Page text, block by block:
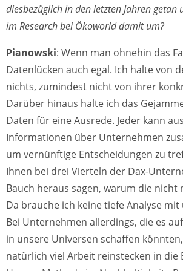
diesbezüglich in den letzten Jahren getan
im Research bei Ökoworld damit um?
Pianowski: Wenn man ohnehin das
Datenlücken auch egal. Ich halte von
nichts, zumindest nicht von ihrer
Darüber hinaus halte ich das
Daten für eine Ausrede. Jeder kann
Informationen über Unternehmen
um vernünftige Entscheidungen zu
Ihnen bei drei Vierteln der Dax-
Bauch heraus sagen, warum die nicht
Da brauche ich keine tiefe Analyse
Bei Unternehmen allerdings, die es
in unsere Universen schaffen
natürlich viel Arbeit reinstecken in die